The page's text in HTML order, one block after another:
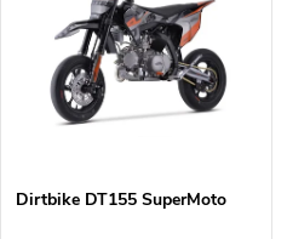
e
a
Dirtbike DT155 SuperMoto